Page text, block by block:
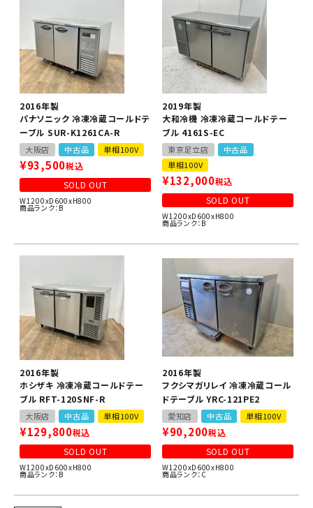
2016年製
パナソニック 冷凍冷蔵コールドテ
ーブル SUR-K1261CA-R
大阪店 中古品 単相100V
¥93,500税込
SOLD OUT
W1200xD600xH800
商品ランク：B
2019年製
大和冷機 冷凍冷蔵コールドテー
ブル 4161S-EC
東京足立店
中古品
単相100V
¥132,000税込
SOLD OUT
W1200xD600xH800
商品ランク：B
2016年製
ホシザキ 冷凍冷蔵コールドテー
ブル RFT-120SNF-R
大阪店 中古品 単相100V
¥129,800税込
SOLD OUT
W1200xD600xH800
商品ランク：B
2016年製
フクシマガリレイ 冷凍冷蔵コール
ドテーブル YRC-121PE2
愛知店 中古品 単相100V
¥90,200税込
SOLD OUT
W1200xD600xH800
商品ランク：C